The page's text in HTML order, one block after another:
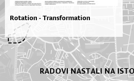
Rotation - Transformation
RADOVI NASTALI NA